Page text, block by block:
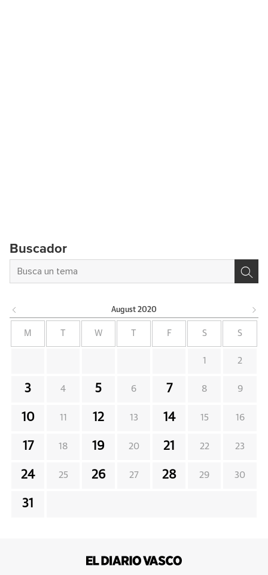
Buscador
August 2020
M W F S S
1 2
3 4 5 6 7 8 9
10 11 12 13 14 15 16
17 18 19 20 21 22 23
24 25 26 27 28 29 30
31